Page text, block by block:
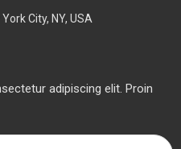
City, NY, USA
adipiscing elit. Proin